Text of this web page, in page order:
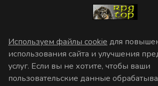
Используем файлы cookie для
использования сайта и улучшения
услуг. Если вы не хотите, чтобы ваши
пользовательские данные